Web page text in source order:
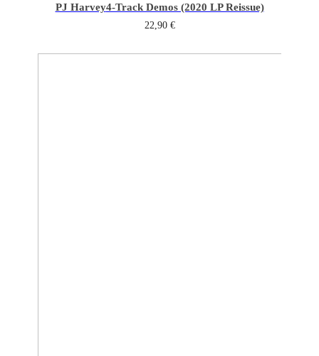
PJ Harvey4-Track Demos (2020 LP Reissue)
22,90 €